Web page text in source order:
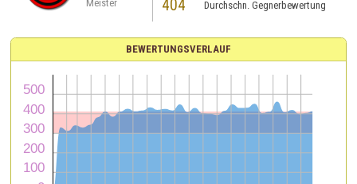
Meister
404 Durchschn. Gegnerbewertung
BEWERTUNGSVERLAUF